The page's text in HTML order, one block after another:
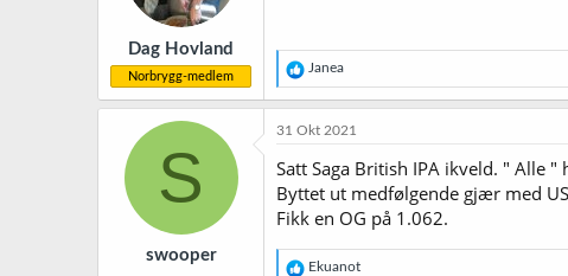
:
Dag Hovland
Norbrygg-medlem
R
e
a
k
o
n
e
Janea
S
swooper
31 Okt 2021
Satt Saga British IPA ikveld. " Alle
Byttet ut medfølgende gjær med
Fikk en OG på 1.062.
R
Ekuanot